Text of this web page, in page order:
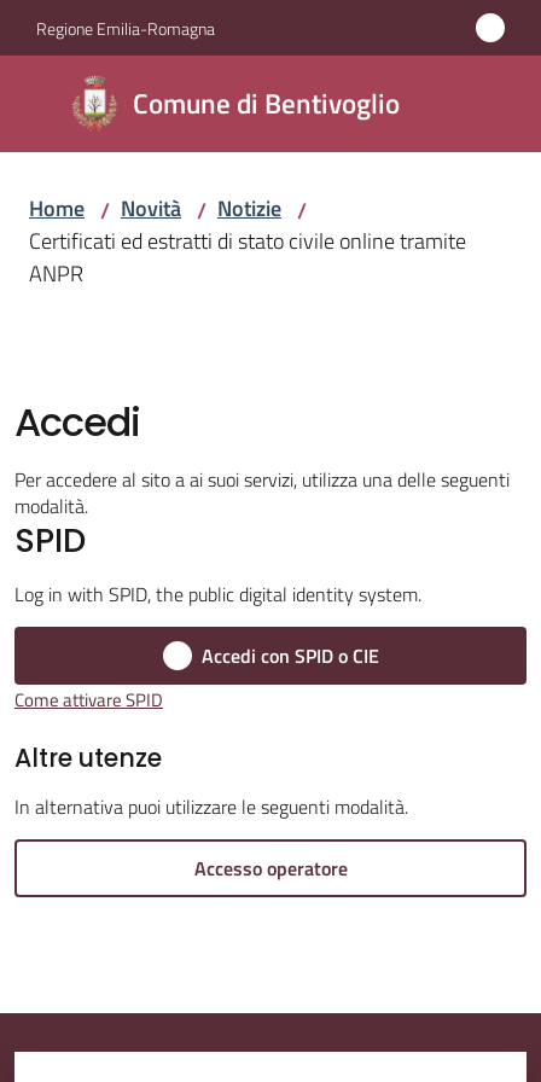
Vai al contenuto
Vai alla navigazione
Vai al footer
Regione Emilia-Romagna
Comune di Bentivoglio
Comune di
Bentivoglio
Amministrazione
Vivere
Bentivoglio
Amministrazione
l
o
r
i
Home / Novità / Notizie /
Certificati ed estratti di stato civile online tramite
ANPR
Accedi
Per accedere al sito a ai suoi servizi, utilizza una delle seguenti
modalità.
SPID
Log in with SPID, the public digital identity system.
Accedi con SPID o CIE
Come attivare SPID
Altre utenze
In alternativa puoi utilizzare le seguenti modalità.
Accesso operatore